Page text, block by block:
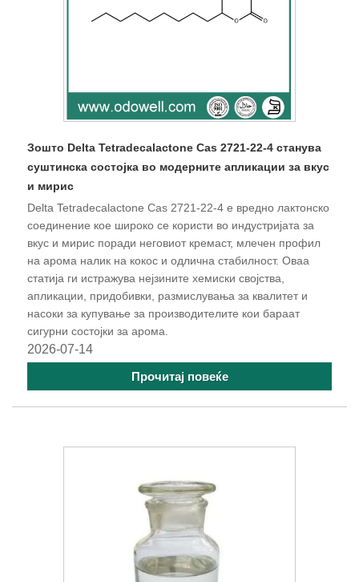
Зошто Delta Tetradecalactone Cas 2721-22-4 станува
суштинска состојка во модерните апликации за вкус
и мирис
Delta Tetradecalactone Cas 2721-22-4 е вредно лактонско
соединение кое широко се користи во индустријата за
вкус и мирис поради неговиот кремаст, млечен профил
на арома налик на кокос и одлична стабилност. Оваа
статија ги истражува нејзините хемиски својства,
апликации, придобивки, размислувања за квалитет и
насоки за купување за производителите кои бараат
сигурни состојки за арома.
2026-07-14
Прочитај повеќе